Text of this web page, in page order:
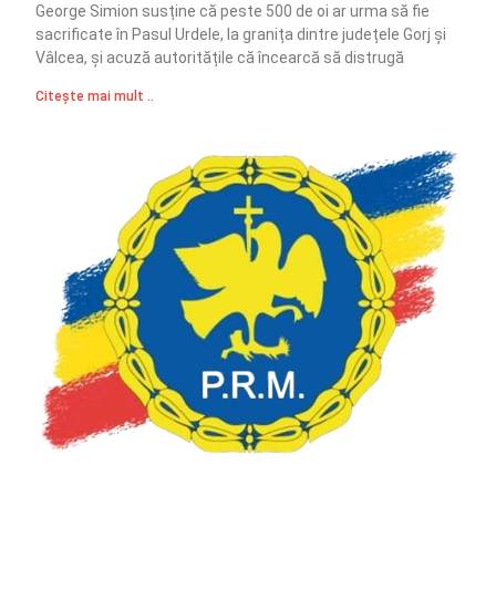
George Simion susține că peste 500 de oi ar urma să fie
sacrificate în Pasul Urdele, la granița dintre județele Gorj și
Vâlcea, și acuză autoritățile că încearcă să distrugă
Citește mai mult ..